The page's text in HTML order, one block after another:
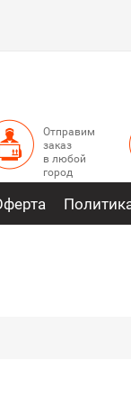
Отправим
заказ
в любой
город